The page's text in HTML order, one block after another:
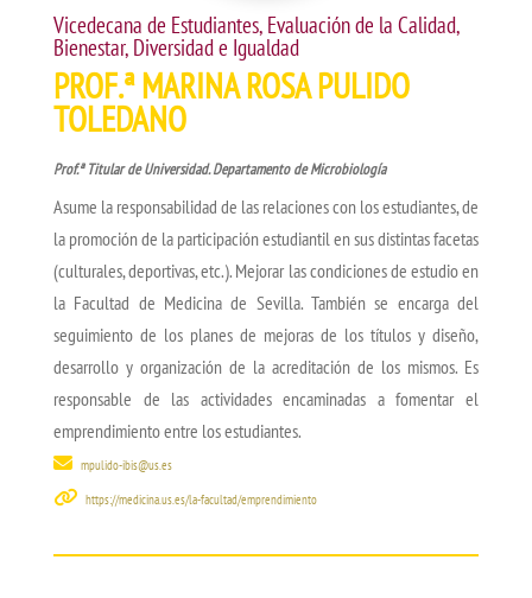
Vicedecana de Estudiantes, Evaluación de la Calidad,
Bienestar, Diversidad e Igualdad
PROF.ª MARINA ROSA PULIDO
TOLEDANO
Prof.ª Titular de Universidad. Departamento de Microbiología
Asume la responsabilidad de las relaciones con los estudiantes, de
la promoción de la participación estudiantil en sus distintas facetas
(culturales, deportivas, etc.). Mejorar las condiciones de estudio en
la Facultad de Medicina de Sevilla. También se encarga del
seguimiento de los planes de mejoras de los títulos y diseño,
desarrollo y organización de la acreditación de los mismos. Es
responsable de las actividades encaminadas a fomentar el
emprendimiento entre los estudiantes.
mpulido-ibis@us.es
https://medicina.us.es/la-facultad/emprendimiento